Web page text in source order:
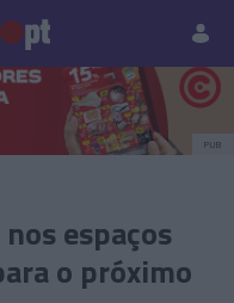
PUB
espaços
o próximo